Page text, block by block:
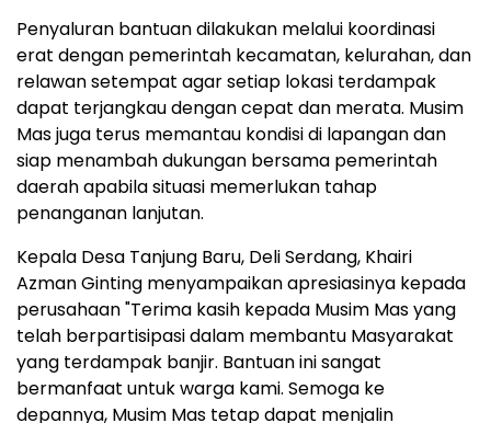
Penyaluran bantuan dilakukan melalui koordinasi
erat dengan pemerintah kecamatan, kelurahan, dan
relawan setempat agar setiap lokasi terdampak
dapat terjangkau dengan cepat dan merata. Musim
Mas juga terus memantau kondisi di lapangan dan
siap menambah dukungan bersama pemerintah
daerah apabila situasi memerlukan tahap
penanganan lanjutan.
Kepala Desa Tanjung Baru, Deli Serdang, Khairi
Azman Ginting menyampaikan apresiasinya kepada
perusahaan "Terima kasih kepada Musim Mas yang
telah berpartisipasi dalam membantu Masyarakat
yang terdampak banjir. Bantuan ini sangat
bermanfaat untuk warga kami. Semoga ke
depannya, Musim Mas tetap dapat menjalin